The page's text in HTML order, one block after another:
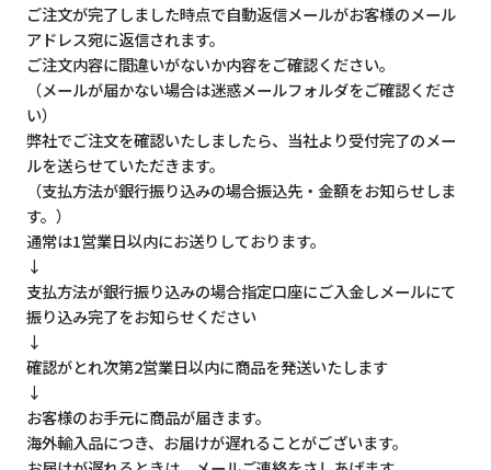
ご注文が完了しました時点で自動返信メールがお客様のメール
アドレス宛に返信されます。
ご注文内容に間違いがないか内容をご確認ください。
（メールが届かない場合は迷惑メールフォルダをご確認くださ
い）
弊社でご注文を確認いたしましたら、当社より受付完了のメー
ルを送らせていただきます。
（支払方法が銀行振り込みの場合振込先・金額をお知らせしま
す。）
通常は1営業日以内にお送りしております。
↓
支払方法が銀行振り込みの場合指定口座にご入金しメールにて
振り込み完了をお知らせください
↓
確認がとれ次第2営業日以内に商品を発送いたします
↓
お客様のお手元に商品が届きます。
海外輸入品につき、お届けが遅れることがございます。